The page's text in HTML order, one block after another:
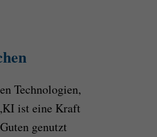
Technologien,
ist eine Kraft
genutzt